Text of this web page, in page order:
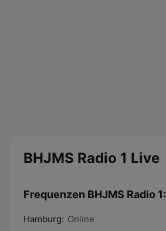
BHJMS Radio 1 Live
Frequenzen BHJMS Radio 1:
Hamburg: Online